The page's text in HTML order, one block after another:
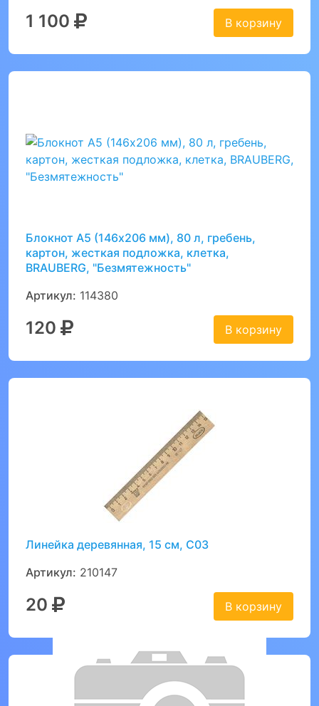
1 100 В корзину
Блокнот А5 (146х206 мм), 80 л, гребень,
картон, жесткая подложка, клетка,
BRAUBERG, "Безмятежность"
Артикул: 114380
120 В корзину
Линейка деревянная, 15 см, С03
Артикул: 210147
20 В корзину